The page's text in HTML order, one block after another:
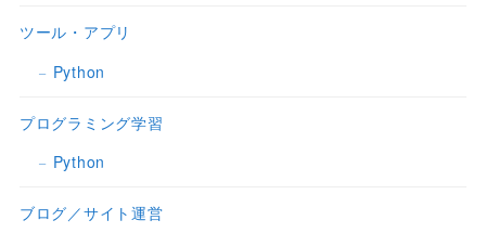
ツール・アプリ
Python
プログラミング学習
Python
ブログ／サイト運営